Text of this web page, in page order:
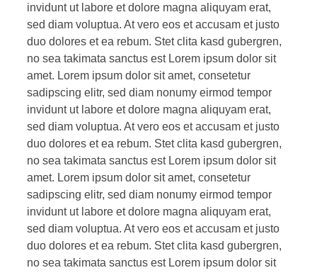
invidunt ut labore et dolore magna aliquyam erat,
sed diam voluptua. At vero eos et accusam et justo
duo dolores et ea rebum. Stet clita kasd gubergren,
no sea takimata sanctus est Lorem ipsum dolor sit
amet. Lorem ipsum dolor sit amet, consetetur
sadipscing elitr, sed diam nonumy eirmod tempor
invidunt ut labore et dolore magna aliquyam erat,
sed diam voluptua. At vero eos et accusam et justo
duo dolores et ea rebum. Stet clita kasd gubergren,
no sea takimata sanctus est Lorem ipsum dolor sit
amet. Lorem ipsum dolor sit amet, consetetur
sadipscing elitr, sed diam nonumy eirmod tempor
invidunt ut labore et dolore magna aliquyam erat,
sed diam voluptua. At vero eos et accusam et justo
duo dolores et ea rebum. Stet clita kasd gubergren,
no sea takimata sanctus est Lorem ipsum dolor sit